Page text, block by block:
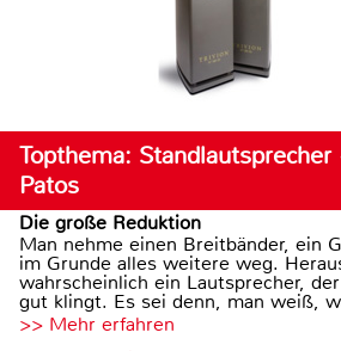
Topthema: Standlautsprecher
Patos
Die große Reduktion
Man nehme einen Breitbänder, ein
im Grunde alles weitere weg.
wahrscheinlich ein Lautsprecher,
gut klingt. Es sei denn, man weiß,
>> Mehr erfahren